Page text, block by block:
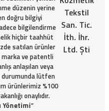
düzenin yerine
doğru bilgiyi
bilgilendirme
hiçbir taahhüt
satılan ürünler
marka ve patentli
anlaşılan veya
durumunda lütfen
ürünlerimiz %100
onaylıdır.
Yönetimi”
Tekstil
San. Tic.
İth. İhr.
Ltd. Şti